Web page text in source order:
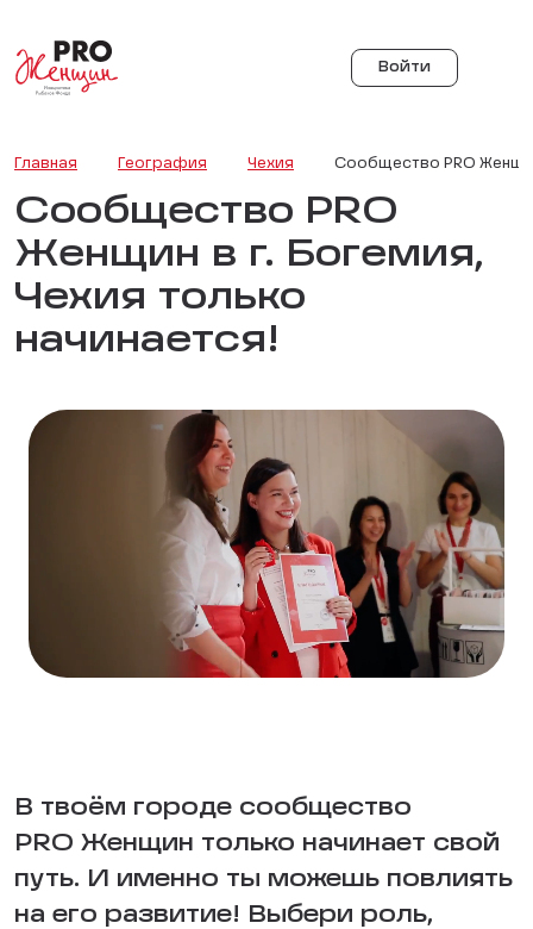
Войти
Главная География Чехия Сообщество PRO
Сообщество PRO
Женщин в г. Богемия,
Чехия только
начинается!
В твоём городе сообщество
PRO Женщин только начинает свой
путь. И именно ты можешь повлиять
на его развитие! Выбери роль,